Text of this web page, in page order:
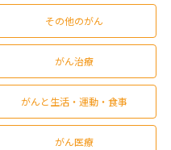
その他のがん
がん治療
がんと生活・運動・食事
がん医療